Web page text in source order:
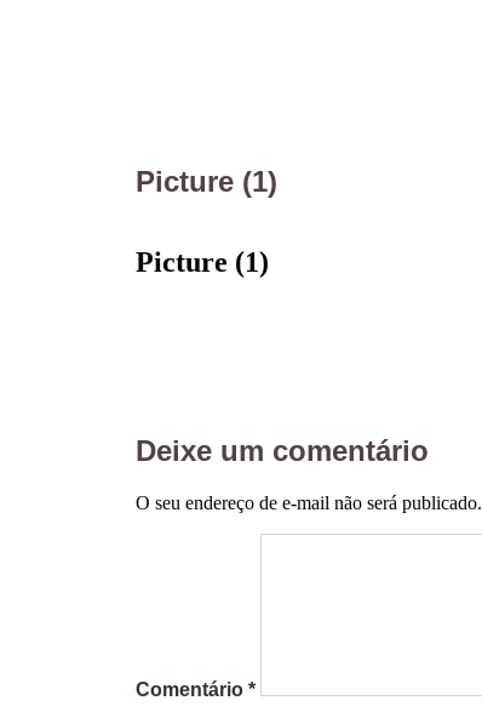
Picture (1)
Picture (1)
Deixe um comentário
O seu endereço de e-mail não será publicado.
Comentário *